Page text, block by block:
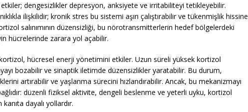
dengesizlikler depresyon, anksiyete ve irritabiliteyi tetikleyebilir.
ilişkilidir; kronik stres bu sistemi aşırı çalıştırabilir ve tükenmişlik hissine
salınımının düzensizliği, bu nörotransmitterlerin hedef bölgelerdeki
hücrelerinde zarara yol açabilir.
hücresel enerji yönetimini etkiler. Uzun süreli yüksek kortizol
bozabilir ve sinaptik iletimde düzensizlikler yaratabilir. Bu durum,
artırabilir ve yaşlanma sürecini hızlandırabilir. Ancak, bu mekanizmayı
düzenli fiziksel aktivite, dengeli beslenme ve yeterli uyku, kortizol
dayalı yollardır.